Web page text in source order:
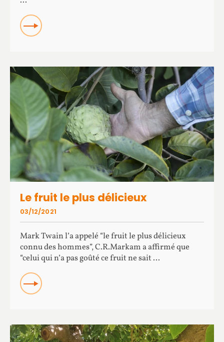
READ
Le fruit le plus délicieux
Mark Twain l’a appelé “le fruit le plus délicieux
connu des hommes”, C.R.Markam a affirmé que
“celui qui n’a pas goûté ce fruit ne sait ...
READ
03/12/2021